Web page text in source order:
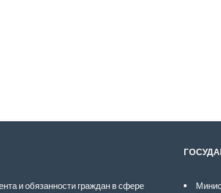
и обязанности граждан в сфере